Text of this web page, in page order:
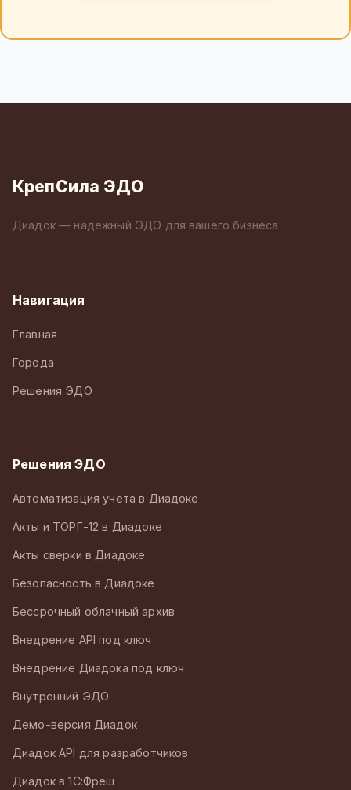
КрепСила ЭДО
Диадок — надёжный ЭДО для вашего бизнеса
Навигация
Главная
Города
Решения ЭДО
Решения ЭДО
Автоматизация учета в Диадоке
Акты и ТОРГ-12 в Диадоке
Акты сверки в Диадоке
Безопасность в Диадоке
Бессрочный облачный архив
Внедрение API под ключ
Внедрение Диадока под ключ
Внутренний ЭДО
Демо-версия Диадок
Диадок API для разработчиков
Диадок в 1С:Фреш